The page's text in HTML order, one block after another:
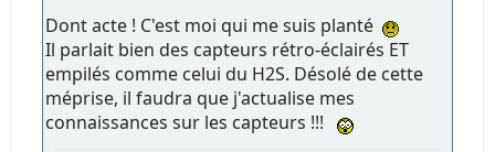
Dont acte ! C'est moi qui me suis planté
Il parlait bien des capteurs rétro-éclairés ET
empilés comme celui du H2S. Désolé de cette
méprise, il faudra que j'actualise mes
connaissances sur les capteurs !!!